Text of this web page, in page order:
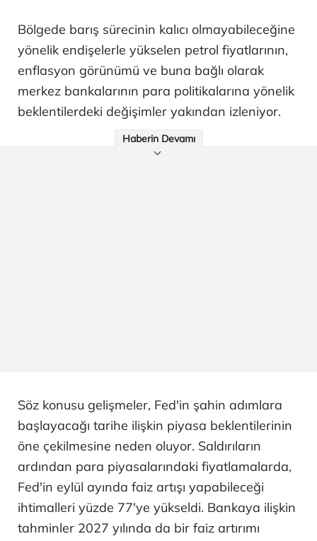
Bölgede barış sürecinin kalıcı olmayabileceğine
yönelik endişelerle yükselen petrol fiyatlarının,
enflasyon görünümü ve buna bağlı olarak
merkez bankalarının para politikalarına yönelik
beklentilerdeki değişimler yakından izleniyor.
Haberin Devamı
Söz konusu gelişmeler, Fed'in şahin adımlara
başlayacağı tarihe ilişkin piyasa beklentilerinin
öne çekilmesine neden oluyor. Saldırıların
ardından para piyasalarındaki fiyatlamalarda,
Fed'in eylül ayında faiz artışı yapabileceği
ihtimalleri yüzde 77'ye yükseldi. Bankaya ilişkin
tahminler 2027 yılında da bir faiz artırımı